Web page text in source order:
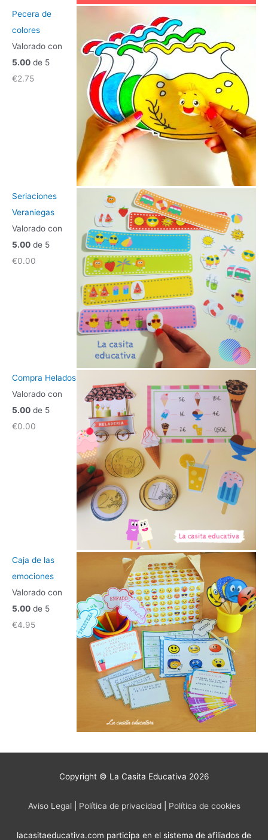
Pecera de
colores
Valorado con
5.00 de 5
€2.75
Seriaciones
Veraniegas
Valorado con
5.00 de 5
€0.00
Compra Helados
Valorado con
5.00 de 5
€0.00
Caja de las
emociones
Valorado con
5.00 de 5
€4.95
Copyright © La Casita Educativa 2026
Aviso Legal| Política de privacidad| Política de cookies
lacasitaeducativa.com participa en el sistema de afiliados de